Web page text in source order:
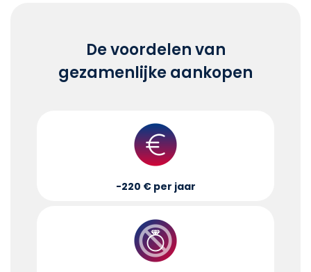
De voordelen van
gezamenlijke aankopen
-220 € per jaar